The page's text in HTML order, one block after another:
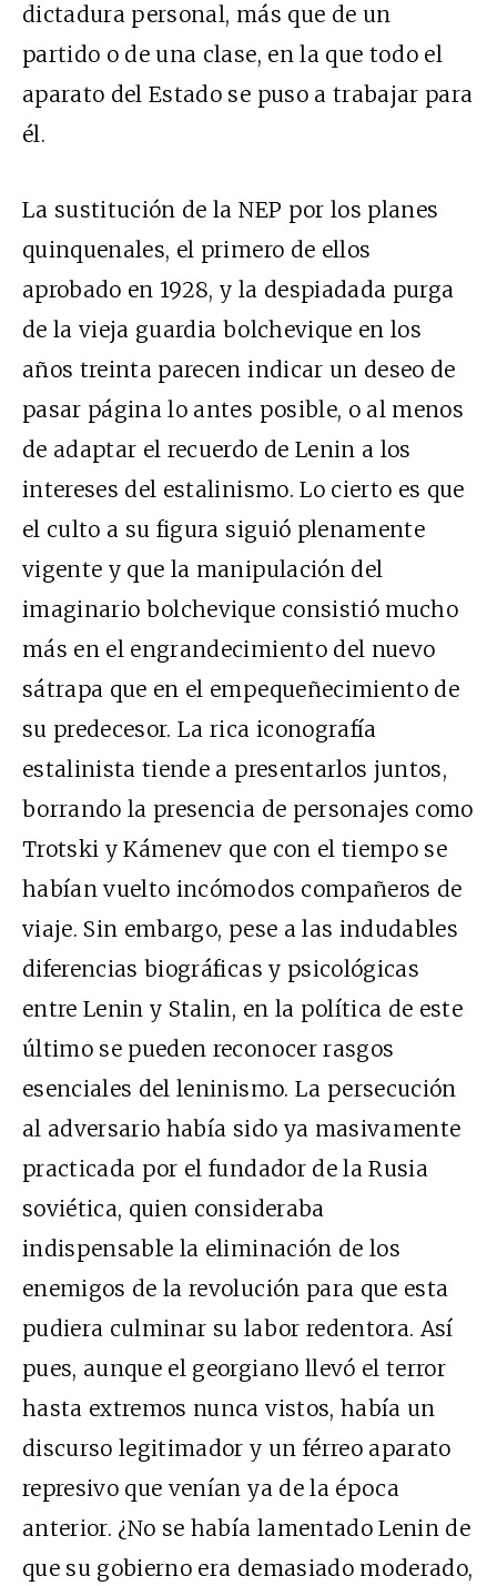
dictadura personal, más que de un
partido o de una clase, en la que todo el
aparato del Estado se puso a trabajar para
él.
La sustitución de la NEP por los planes
quinquenales, el primero de ellos
aprobado en 1928, y la despiadada purga
de la vieja guardia bolchevique en los
años treinta parecen indicar un deseo de
pasar página lo antes posible, o al menos
de adaptar el recuerdo de Lenin a los
intereses del estalinismo. Lo cierto es que
el culto a su figura siguió plenamente
vigente y que la manipulación del
imaginario bolchevique consistió mucho
más en el engrandecimiento del nuevo
sátrapa que en el empequeñecimiento de
su predecesor. La rica iconografía
estalinista tiende a presentarlos juntos,
borrando la presencia de personajes como
Trotski y Kámenev que con el tiempo se
habían vuelto incómodos compañeros de
viaje. Sin embargo, pese a las indudables
diferencias biográficas y psicológicas
entre Lenin y Stalin, en la política de este
último se pueden reconocer rasgos
esenciales del leninismo. La persecución
al adversario había sido ya masivamente
practicada por el fundador de la Rusia
soviética, quien consideraba
indispensable la eliminación de los
enemigos de la revolución para que esta
pudiera culminar su labor redentora. Así
pues, aunque el georgiano llevó el terror
hasta extremos nunca vistos, había un
discurso legitimador y un férreo aparato
represivo que venían ya de la época
anterior. ¿No se había lamentado Lenin de
que su gobierno era demasiado moderado,